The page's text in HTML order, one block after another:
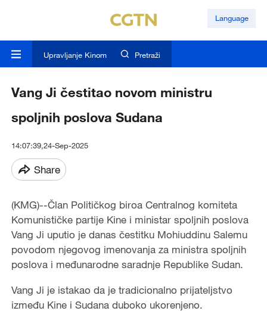
Language
Upravljanje Kinom Pretraži
Vang Ji čestitao novom ministru
spoljnih poslova Sudana
14:07:39,24-Sep-2025
Share
(KMG)--Član Političkog biroa Centralnog komiteta
Komunističke partije Kine i ministar spoljnih poslova
Vang Ji uputio je danas čestitku Mohiuddinu Salemu
povodom njegovog imenovanja za ministra spoljnih
poslova i međunarodne saradnje Republike Sudan.
Vang Ji je istakao da je tradicionalno prijateljstvo
između Kine i Sudana duboko ukorenjeno.